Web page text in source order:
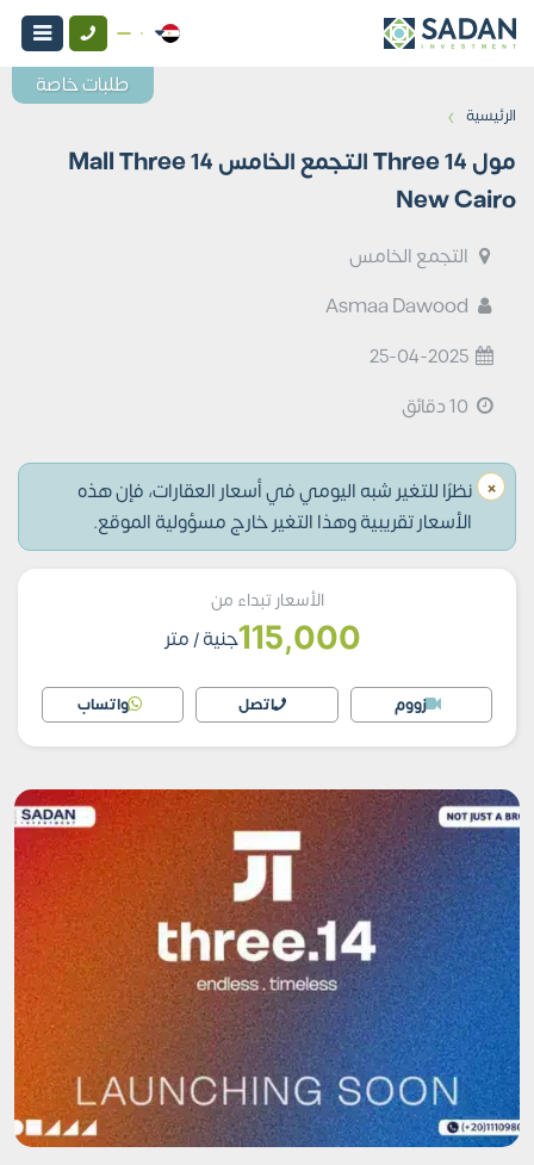
الرئيسية ›
مول Three 14 التجمع الخامس Mall Three 14
New Cairo
التجمع الخامس
25-04-2025
× نظرًا للتغير شبه اليومي في أسعار العقارات، فإن هذه
الأسعار تقريبية وهذا التغير خارج مسؤولية الموقع.
الأسعار تبداء من
115,000جنية/ متر
زووم اتصل واتساب
طلبات خاصة